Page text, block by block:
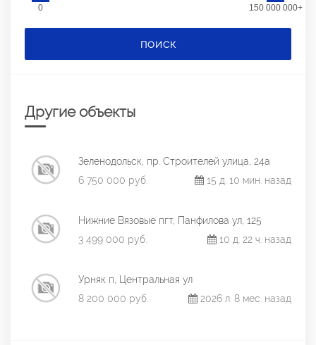
0 150 000 000+
ПОИСК
Другие объекты
Зеленодольск, пр. Строителей улица, 24а
6 750 000 руб.
15 д. 10 мин. назад
Нижние Вязовые пгт, Панфилова ул, 125
3 499 000 руб.
10 д. 22 ч. назад
Урняк п, Центральная ул
8 200 000 руб.
2026 л. 8 мес. назад